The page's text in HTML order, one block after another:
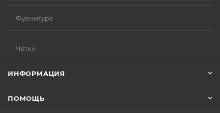
Фурнитура
Чётки
ИНФОРМАЦИЯ
ПОМОЩЬ